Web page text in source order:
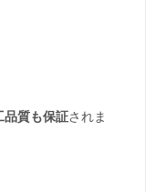
品質も保証されま